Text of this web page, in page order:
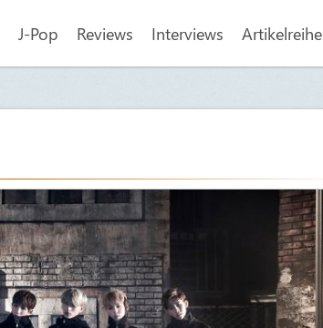
J-Pop Reviews Interviews Artikelreihe